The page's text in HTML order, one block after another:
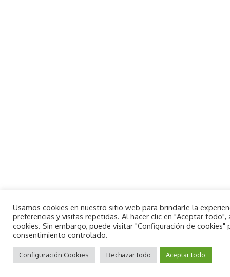
Privacy Policy andTerms of Use.
Aceptar
Usamos cookies en nuestro sitio web para brindarle la
preferencias y visitas repetidas. Al hacer clic en "Aceptar
cookies. Sin embargo, puede visitar "Configuración de cookies"
consentimiento controlado.
Configuración Cookies Rechazar todo Aceptar todo